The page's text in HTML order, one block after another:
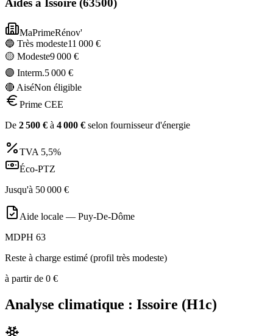
Aides à Issoire (63500)
MaPrimeRénov'
🔵 Très modeste11 000 €
🟡 Modeste9 000 €
🟣 Interm.5 000 €
🔴 AiséNon éligible
Prime CEE
De 2 500 € à 4 000 € selon fournisseur d'énergie
TVA 5,5%
Éco-PTZ
Jusqu'à 50 000 €
Aide locale — Puy-De-Dôme
MDPH 63
Reste à charge estimé (profil très modeste)
à partir de 0 €
Analyse climatique : Issoire (H1c)